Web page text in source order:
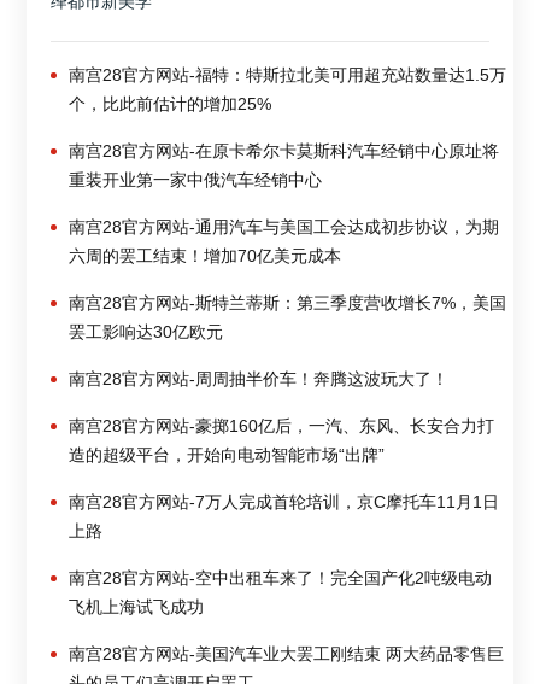
南宫28官方网站-福特：特斯拉北美可用超充站数量达1.5万
个，比此前估计的增加25%
南宫28官方网站-在原卡希尔卡莫斯科汽车经销中心原址将
重装开业第一家中俄汽车经销中心
南宫28官方网站-通用汽车与美国工会达成初步协议，为期
六周的罢工结束！增加70亿美元成本
南宫28官方网站-斯特兰蒂斯：第三季度营收增长7%，美国
罢工影响达30亿欧元
南宫28官方网站-周周抽半价车！奔腾这波玩大了！
南宫28官方网站-豪掷160亿后，一汽、东风、长安合力打
造的超级平台，开始向电动智能市场“出牌”
南宫28官方网站-7万人完成首轮培训，京C摩托车11月1日
上路
南宫28官方网站-空中出租车来了！完全国产化2吨级电动
飞机上海试飞成功
南宫28官方网站-美国汽车业大罢工刚结束 两大药品零售巨